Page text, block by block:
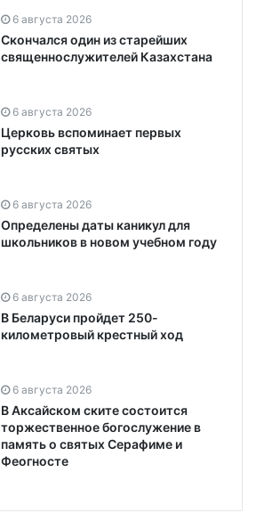
6 августа 2026
Скончался один из старейших
священнослужителей Казахстана
6 августа 2026
Церковь вспоминает первых
русских святых
6 августа 2026
Определены даты каникул для
школьников в новом учебном году
6 августа 2026
В Беларуси пройдет 250-
километровый крестный ход
6 августа 2026
В Аксайском ските состоится
торжественное богослужение в
память о святых Серафиме и
Феогносте